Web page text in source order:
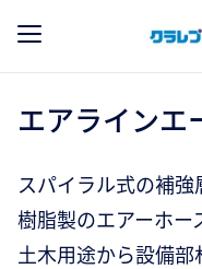
エアラインエ
スパイラル式の補
樹脂製のエアーホー
土木用途から設備部